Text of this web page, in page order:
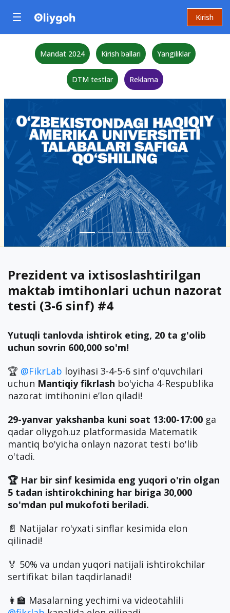
Kirish
Mandat 2024 Kirish ballari Yangiliklar
DTM testlar Reklama
Prezident va ixtisoslashtirilgan
maktab imtihonlari uchun nazorat
testi (3-6 sinf) #4
Yutuqli tanlovda ishtirok eting, 20 ta g'olib
uchun sovrin 600,000 so'm!
🏆 @FikrLab loyihasi 3-4-5-6 sinf o'quvchilari
uchun Mantiqiy fikrlash bo'yicha 4-Respublika
nazorat imtihonini eʼlon qiladi!
29-yanvar yakshanba kuni soat 13:00-17:00 ga
qadar oliygoh.uz platformasida Matematik
mantiq bo'yicha onlayn nazorat testi bo'lib
o'tadi.
🏆 Har bir sinf kesimida eng yuqori o'rin olgan
5 tadan ishtirokchining har biriga 30,000
so'mdan pul mukofoti beriladi.
📄 Natijalar ro'yxati sinflar kesimida elon
qilinadi!
🏅 50% va undan yuqori natijali ishtirokchilar
sertifikat bilan taqdirlanadi!
👩‍🏫 Masalarning yechimi va videotahlili